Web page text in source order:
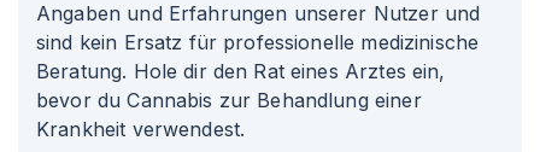
Angaben und Erfahrungen unserer Nutzer und
sind kein Ersatz für professionelle medizinische
Beratung. Hole dir den Rat eines Arztes ein,
bevor du Cannabis zur Behandlung einer
Krankheit verwendest.